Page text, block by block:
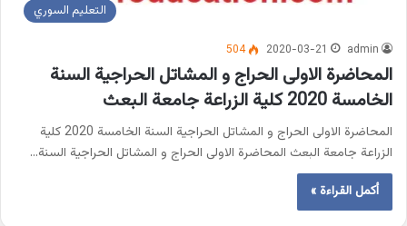
التعليم السوري
admin
2020-03-21
504
المحاضرة الاولى الحراج و المشاتل الحراجية السنة
الخامسة 2020 كلية الزراعة جامعة البعث
المحاضرة الاولى الحراج و المشاتل الحراجية السنة الخامسة 2020 كلية
الزراعة جامعة البعث المحاضرة الاولى الحراج و المشاتل الحراجية السنة…
أكمل القراءة »